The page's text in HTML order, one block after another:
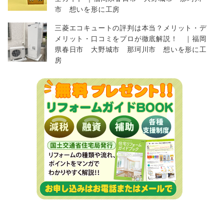
市 想いを形に工房
三菱エコキュートの評判は本当？メリット・デ
メリット・口コミをプロが徹底解説！ ｜福岡
県春日市 大野城市 那珂川市 想いを形に工
房